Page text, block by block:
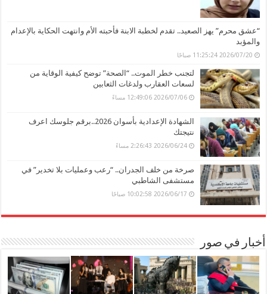
“عشق محرم” يهز الصعيد.. تقدم لخطبة الابنة فأحبته الأم وانتهت الحكاية بالإعدام
والمؤبد
2026/07/20 11:25:24 صباحًا
لتجنب خطر الموت.. “الصحة” توضح كيفية الوقاية من
لسعات العقارب ولدغات الثعابين
2026/07/06 12:49:06 مساءً
الشهادة الإعدادية بأسوان 2026..برقم جلوسك اعرف
نتيجتك
2026/06/24 2:26:43 مساءً
صرخة من خلف الجدران.. “رعب وعمليات بلا تخدير” في
مستشفى الشاطبي
2026/06/17 10:02:58 صباحًا
أخبار في صور